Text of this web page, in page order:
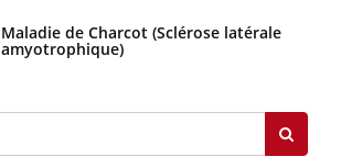
Maladie de Charcot (Sclérose latérale
amyotrophique)